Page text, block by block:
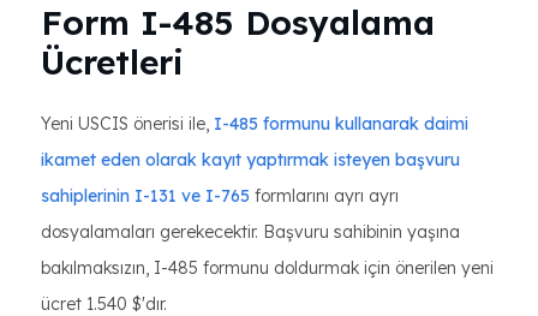
Form I-485 Dosyalama
Ücretleri
Yeni USCIS önerisi ile, I-485 formunu kullanarak daimi
ikamet eden olarak kayıt yaptırmak isteyen başvuru
sahiplerinin I-131 ve I-765 formlarını ayrı ayrı
dosyalamaları gerekecektir. Başvuru sahibinin yaşına
bakılmaksızın, I-485 formunu doldurmak için önerilen yeni
ücret 1.540 $'dır.